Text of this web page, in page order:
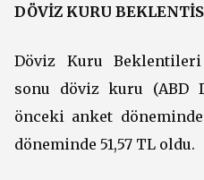
DÖVİZ KURU
Döviz Kuru Beklentileri
sonu döviz kuru (ABD
önceki anket
döneminde 51,57 TL oldu.